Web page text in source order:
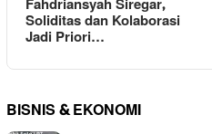
Fahdriansyah Siregar,
Soliditas dan Kolaborasi
Jadi Priori…
BISNIS & EKONOMI